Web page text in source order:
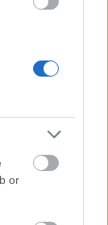
or
Bajnokság -